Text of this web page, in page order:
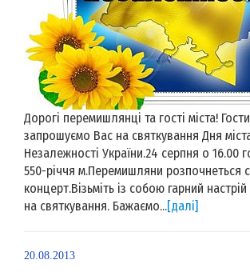
Дорогі перемишлянці та гості міста!
запрошуємо Вас на святкування Дня міста
Незалежності України.24 серпня о 16.00
550-річчя м.Перемишляни розпочнеться
концерт.Візьміть із собою гарний
на святкування. Бажаємо...[далі]
20.08.2013